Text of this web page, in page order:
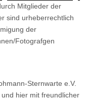
Mitglieder der
sind urheberrechtlich
der
Fotografgen
Sternwarte e.V.
hier mit freundlicher